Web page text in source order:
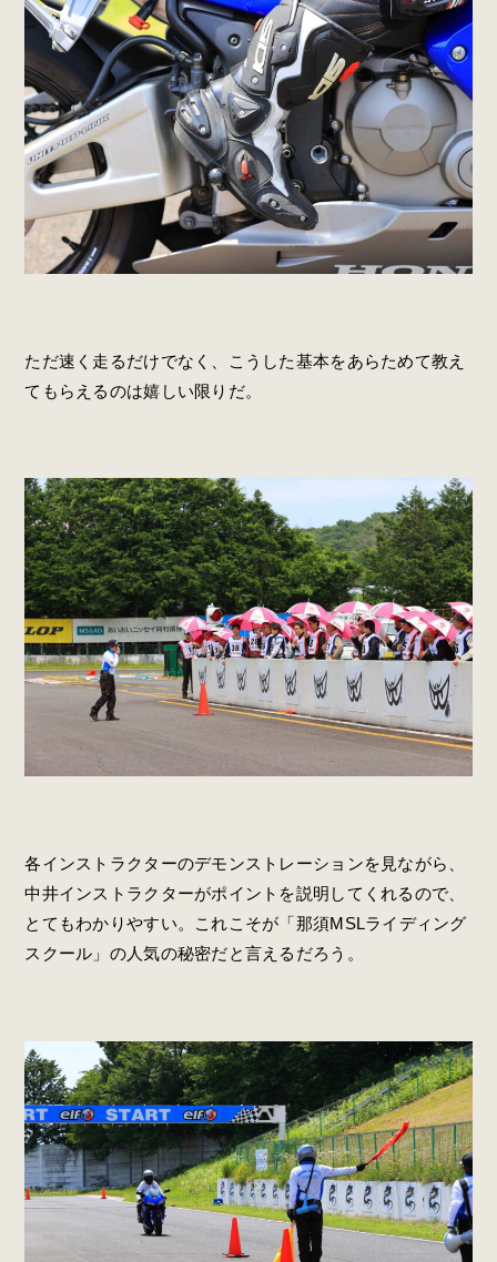
ただ速く走るだけでなく、こうした基本をあらためて教え
てもらえるのは嬉しい限りだ。
各インストラクターのデモンストレーションを見ながら、
中井インストラクターがポイントを説明してくれるので、
とてもわかりやすい。これこそが「那須MSLライディング
スクール」の人気の秘密だと言えるだろう。